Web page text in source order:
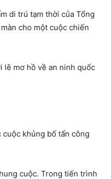
di trú tạm thời của Tổng
cho một cuộc chiến
lẽ mơ hồ về an ninh quốc
khủng bố tấn công
cuộc. Trong tiến trình